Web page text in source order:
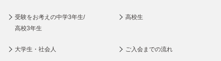
受験をお考えの中学3年生/
高校3年生
高校生
大学生・社会人 ご入会までの流れ